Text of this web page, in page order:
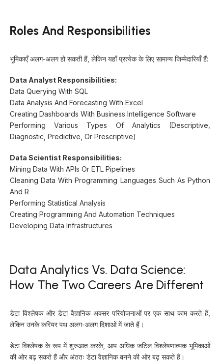
Roles And Responsibilities
भूमिकाएँ अलग-अलग हो सकती हैं, लेकिन यहाँ प्रत्येक के लिए सामान्य जिम्मेदारियाँ हैं:
Data Analyst Responsibilities:
Data Querying With SQL
Data Analysis And Forecasting With Excel
Creating Dashboards With Business Intelligence Software
Performing Various Types Of Analytics (descriptive,
Diagnostic, Predictive, Or Prescriptive)
Data Scientist Responsibilities:
Mining Data With APIs Or ETL Pipelines
Cleaning Data With Programming Languages Such As Python
And R
Performing Statistical Analysis
Creating Programming And Automation Techniques
Developing Data Infrastructures
Data Analytics Vs. Data Science:
How The Two Careers Are Different
डेटा विश्लेषक और डेटा वैज्ञानिक अक्सर परियोजनाओं पर एक साथ काम करते हैं,
लेकिन उनके करियर पथ अलग-अलग दिशाओं में जाते हैं।
डेटा विश्लेषक के रूप में शुरुआत करके, आप अधिक जटिल विश्लेषणात्मक भूमिकाओं
की ओर बढ़ सकते हैं और अंततः डेटा वैज्ञानिक बनने की ओर बढ़ सकते हैं।